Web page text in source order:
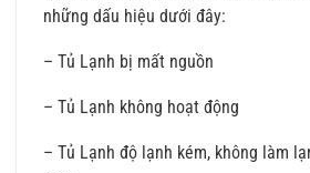
những dấu hiệu dưới đây:
– Tủ Lạnh bị mất nguồn
– Tủ Lạnh không hoạt động
– Tủ Lạnh độ lạnh kém, không làm